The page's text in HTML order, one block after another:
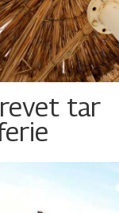
tar